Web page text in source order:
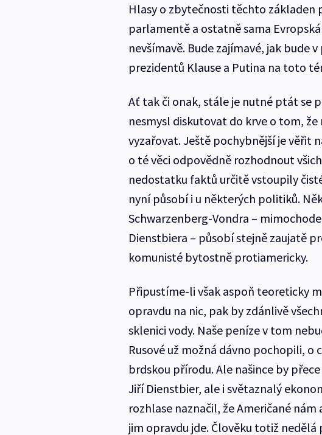
Hlasy o zbytečnosti těchto základen
parlamentě a ostatně sama
nevšímavě. Bude zajímavé, jak bude
prezidentů Klause a Putina na toto
Ať tak či onak, stále je nutné ptát se
nesmysl diskutovat do krve o tom,
vyzařovat. Ještě pochybnější je věřit
o té věci odpovědně rozhodnout
nedostatku faktů určitě vstoupily
nyní působí i u některých politiků.
Schwarzenberg-Vondra –
Dienstbiera – působí stejně zaujatě
komunisté bytostně protiamericky.
Připustíme-li však aspoň teoreticky
opravdu na nic, pak by zdánlivě
sklenici vody. Naše peníze v tom
Rusové už možná dávno pochopili,
brdskou přírodu. Ale našince by
Jiří Dienstbier, ale i světaznalý
rozhlase naznačil, že Američané
jim opravdu jde. Člověku totiž